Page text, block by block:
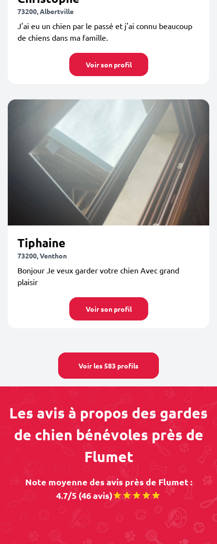
73200, Albertville
J'ai eu un chien par le passé et j'ai connu beaucoup
de chiens dans ma famille.
Voir son profil
Tiphaine
73200, Venthon
Bonjour Je veux garder votre chien Avec grand
plaisir
Voir son profil
Voir les 583 profils
Les avis à propos des gardes
de chien bénévoles près de
Flumet
Note moyenne des avis près de Flumet :
4.7/5 (46 avis)